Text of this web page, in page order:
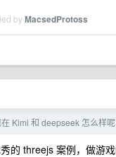
byMacsedProtoss
Kimi 和 deepseek 怎么样呢
的 threejs 案例，做游